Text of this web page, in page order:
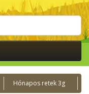
Hónapos retek 3g